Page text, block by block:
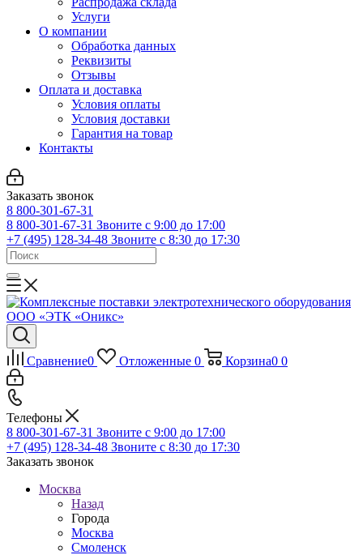
Услуги
О компании
Обработка данных
Реквизиты
Отзывы
Оплата и доставка
Условия оплаты
Условия доставки
Гарантия на товар
Контакты
Заказать звонок
8 800-301-67-31
8 800-301-67-31 Звоните с 9:00 до 17:00
+7 (495) 128-34-48 Звоните с 8:30 до 17:30
Сравнение0 Отложенные 0 Корзина0 0
Телефоны
8 800-301-67-31 Звоните с 9:00 до 17:00
+7 (495) 128-34-48 Звоните с 8:30 до 17:30
Заказать звонок
Москва
Назад
Города
Москва
Смоленск